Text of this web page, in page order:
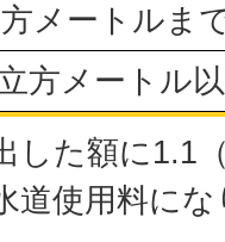
メートルま
方メートル
した額に1.1
道使用料に